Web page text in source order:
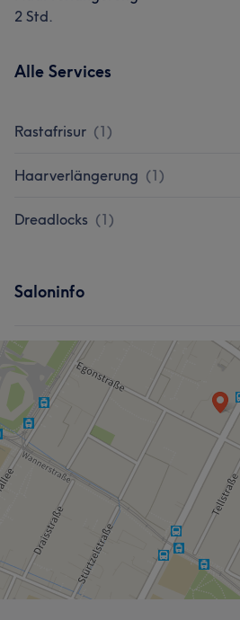
2 Std.
Alle Services
Rastafrisur (1)
Haarverlängerung (1)
Dreadlocks (1)
Saloninfo